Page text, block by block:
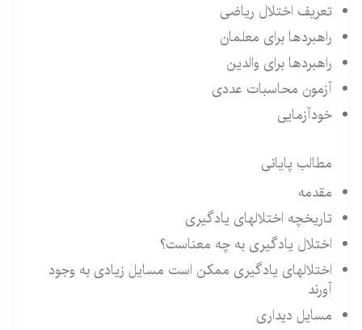
تعریف اختلال ریاضی
راهبردها برای معلمان
راهبردها برای والدین
آزمون محاسبات عددی
خودآزمایی
مطالب پایانی
مقدمه
تاریخچه اختلالهای یادگیری
اختلال یادگیری به چه معناست؟
اختلالهای یادگیری ممکن است مسایل زیادی به وجود
آورند
مسایل دیداری